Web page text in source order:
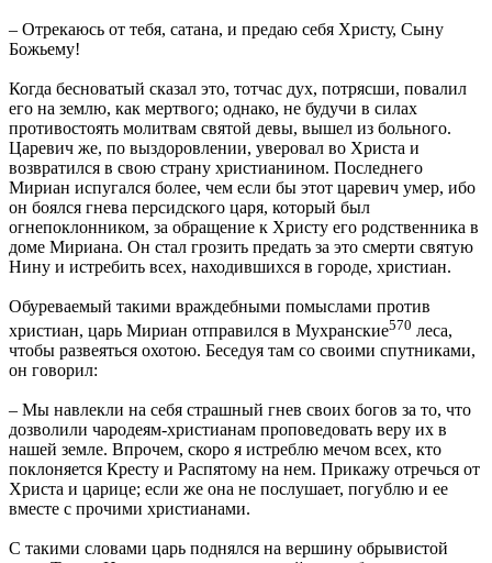
– Отрекаюсь от тебя, сатана, и предаю себя Христу, Сыну
Божьему!
Когда бесноватый сказал это, тотчас дух, потрясши, повалил
его на землю, как мертвого; однако, не будучи в силах
противостоять молитвам святой девы, вышел из больного.
Царевич же, по выздоровлении, уверовал во Христа и
возвратился в свою страну христианином. Последнего
Мириан испугался более, чем если бы этот царевич умер, ибо
он боялся гнева персидского царя, который был
огнепоклонником, за обращение к Христу его родственника в
доме Мириана. Он стал грозить предать за это смерти святую
Нину и истребить всех, находившихся в городе, христиан.
Обуреваемый такими враждебными помыслами против
христиан, царь Мириан отправился в Мухранские570 леса,
чтобы развеяться охотою. Беседуя там со своими спутниками,
он говорил:
– Мы навлекли на себя страшный гнев своих богов за то, что
дозволили чародеям-христианам проповедовать веру их в
нашей земле. Впрочем, скоро я истреблю мечом всех, кто
поклоняется Кресту и Распятому на нем. Прикажу отречься от
Христа и царице; если же она не послушает, погублю и ее
вместе с прочими христианами.
С такими словами царь поднялся на вершину обрывистой